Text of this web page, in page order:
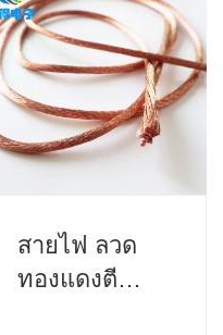
สายไฟ ลวด
ทองแดงตี